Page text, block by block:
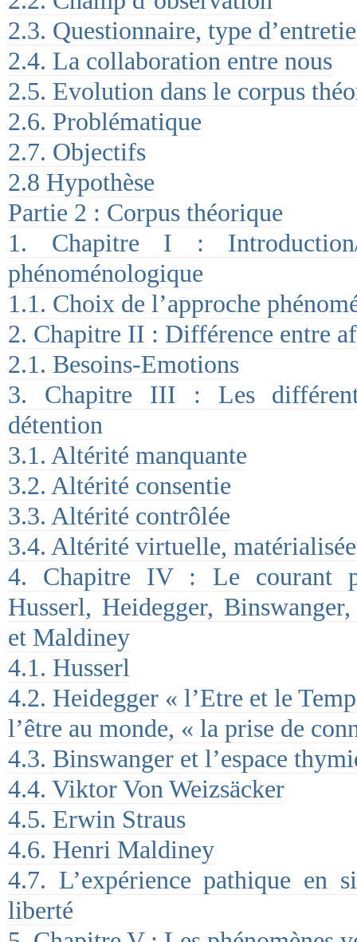
2.3. Questionnaire, type
2.4. La collaboration entre nous
2.5. Evolution dans le corpus
2.6. Problématique
2.7. Objectifs
2.8 Hypothèse
Partie 2 : Corpus théorique
1. Chapitre I : Introduction/
phénoménologique
1.1. Choix de l’approche
2. Chapitre II : Différence entre
2.1. Besoins-Emotions
3. Chapitre III : Les
détention
3.1. Altérité manquante
3.2. Altérité consentie
3.3. Altérité contrôlée
3.4. Altérité virtuelle, matérialisée
4. Chapitre IV : Le courant
Husserl, Heidegger,
et Maldiney
4.1. Husserl
4.2. Heidegger « l’Etre et le
l’être au monde, « la prise de
4.3. Binswanger et l’espace
4.4. Viktor Von Weizsäcker
4.5. Erwin Straus
4.6. Henri Maldiney
4.7. L’expérience pathique en
liberté